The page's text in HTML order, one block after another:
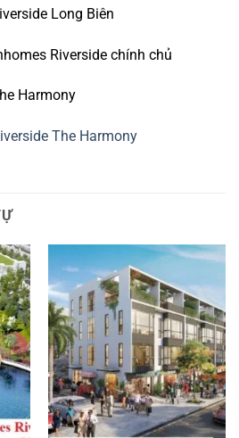
Long Biên
Riverside chính chủ
Harmony
The Harmony